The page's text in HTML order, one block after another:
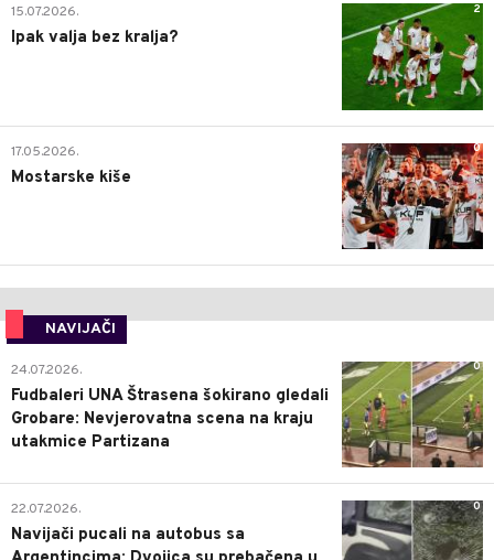
2
15.07.2026.
Ipak valja bez kralja?
0
17.05.2026.
Mostarske kiše
NAVIJAČI
0
24.07.2026.
Fudbaleri UNA Štrasena šokirano gledali
Grobare: Nevjerovatna scena na kraju
utakmice Partizana
0
22.07.2026.
Navijači pucali na autobus sa